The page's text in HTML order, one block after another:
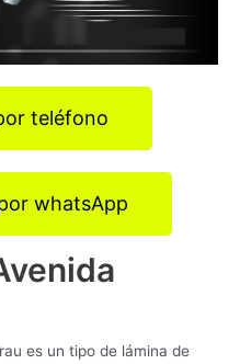
teléfono
whatsApp
es un tipo de lámina de